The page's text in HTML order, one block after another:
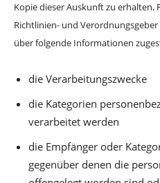
Kopie dieser Auskunft zu erhalten.
Richtlinien- und
über folgende Informationen
die Verarbeitungszwecke
die Kategorien
verarbeitet werden
die Empfänger oder
gegenüber denen die